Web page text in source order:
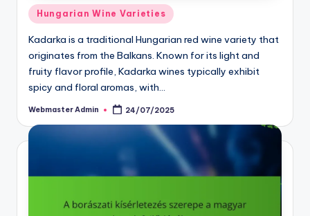
Posted
in
Hungarian Wine Varieties
Kadarka is a traditional Hungarian red wine variety that
originates from the Balkans. Known for its light and
fruity flavor profile, Kadarka wines typically exhibit
spicy and floral aromas, with…
Posted
Webmaster Admin 24/07/2025